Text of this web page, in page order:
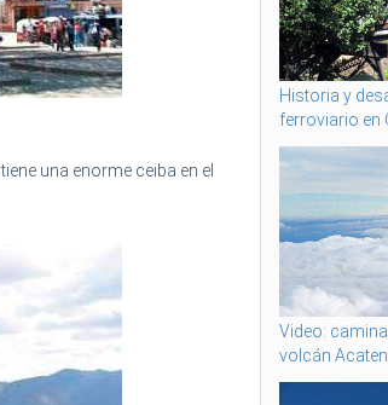
una enorme ceiba en el
Historia y
ferroviario en
Video:
volcán